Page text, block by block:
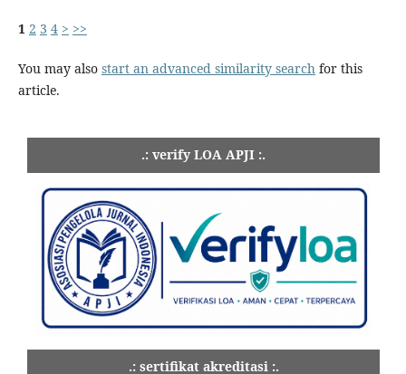
1 2 3 4 > >>
You may also start an advanced similarity searchfor this
article.
.: verify LOA APJI :.
.: sertifikat akreditasi :.